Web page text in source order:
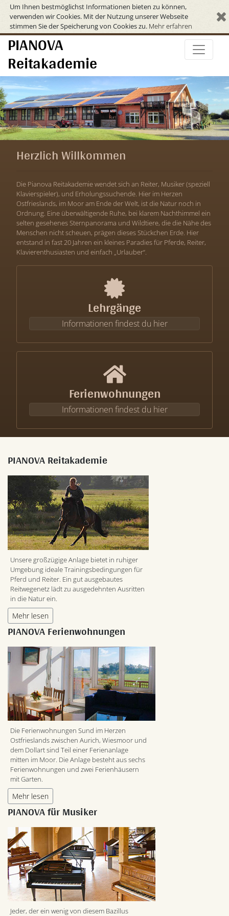
Um Ihnen bestmöglichst Informationen bieten zu können,
verwenden wir Cookies. Mit der Nutzung unserer Webseite
stimmen Sie der Speicherung von Cookies zu. Mehr erfahren
PIANOVA
Reitakademie
Herzlich Willkommen
Die Pianova Reitakademie wendet sich an Reiter, Musiker (speziell
Klavierspieler), und Erholungssuchende. Hier im Herzen
Ostfrieslands, im Moor am Ende der Welt, ist die Natur noch in
Ordnung. Eine überwältigende Ruhe, bei klarem Nachthimmel ein
selten gesehenes Sternpanorama und Wildtiere, die die Nähe des
Menschen nicht scheuen, prägen dieses Stückchen Erde. Hier
entstand in fast 20 Jahren ein kleines Paradies für Pferde, Reiter,
Klavierenthusiasten und einfach „Urlauber“.
Lehrgänge
Informationen findest du hier
Ferienwohnungen
Informationen findest du hier
PIANOVA Reitakademie
Unsere großzügige Anlage bietet in ruhiger
Umgebung ideale Trainingsbedingungen für
Pferd und Reiter. Ein gut ausgebautes
Reitwegenetz lädt zu ausgedehnten Ausritten
in die Natur ein.
Mehr lesen
PIANOVA Ferienwohnungen
Die Ferienwohnungen Sund im Herzen
Ostfrieslands zwischen Aurich, Wiesmoor und
dem Dollart sind Teil einer Ferienanlage
mitten im Moor. Die Anlage besteht aus sechs
Ferienwohnungen und zwei Ferienhäusern
mit Garten.
Mehr lesen
PIANOVA für Musiker
Jeder, der ein wenig von diesem Bazillus